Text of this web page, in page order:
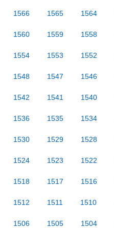
1566 1565 1564
1560 1559 1558
1554 1553 1552
1548 1547 1546
1542 1541 1540
1536 1535 1534
1530 1529 1528
1524 1523 1522
1518 1517 1516
1512 1511 1510
1506 1505 1504